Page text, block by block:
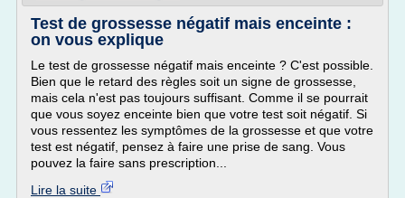
Test de grossesse négatif mais enceinte :
on vous explique
Le test de grossesse négatif mais enceinte ? C'est possible.
Bien que le retard des règles soit un signe de grossesse,
mais cela n'est pas toujours suffisant. Comme il se pourrait
que vous soyez enceinte bien que votre test soit négatif. Si
vous ressentez les symptômes de la grossesse et que votre
test est négatif, pensez à faire une prise de sang. Vous
pouvez la faire sans prescription...
Lire la suite